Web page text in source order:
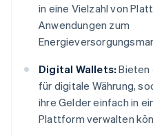
in eine Vielzahl von
Anwendungen zum
Digital Wallets: Bieten
für digitale Währung,
ihre Gelder einfach in
Plattform verwalten